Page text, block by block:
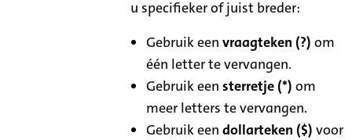
u specifieker of juist breder:
Gebruik eenvraagteken (?) om
één letter te vervangen.
Gebruik eensterretje (*) om
meer letters te vervangen.
Gebruik eendollarteken ($) voor